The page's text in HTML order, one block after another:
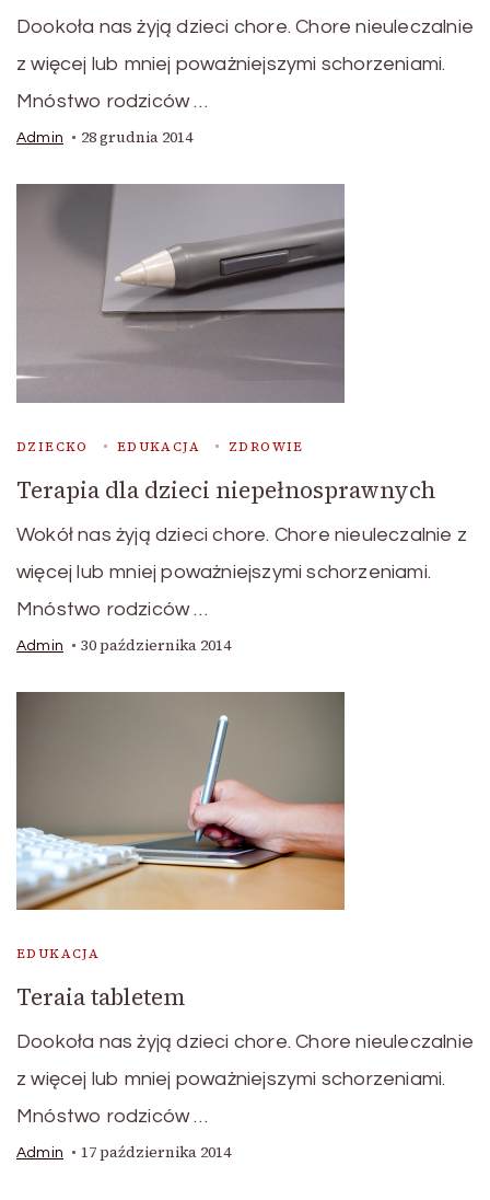
Dookoła nas żyją dzieci chore. Chore nieuleczalnie
z więcej lub mniej poważniejszymi schorzeniami.
Mnóstwo rodziców …
Admin 28 grudnia 2014
DZIECKO EDUKACJA ZDROWIE
Terapia dla dzieci niepełnosprawnych
Wokół nas żyją dzieci chore. Chore nieuleczalnie z
więcej lub mniej poważniejszymi schorzeniami.
Mnóstwo rodziców …
Admin 30 października 2014
EDUKACJA
Teraia tabletem
Dookoła nas żyją dzieci chore. Chore nieuleczalnie
z więcej lub mniej poważniejszymi schorzeniami.
Mnóstwo rodziców …
Admin 17 października 2014